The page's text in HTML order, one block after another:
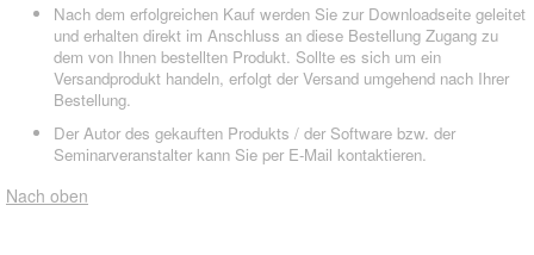
Nach dem erfolgreichen Kauf werden Sie zur Downloadseite geleitet
und erhalten direkt im Anschluss an diese Bestellung Zugang zu
dem von Ihnen bestellten Produkt. Sollte es sich um ein
Versandprodukt handeln, erfolgt der Versand umgehend nach Ihrer
Bestellung.
Der Autor des gekauften Produkts / der Software bzw. der
Seminarveranstalter kann Sie per E-Mail kontaktieren.
Nach oben